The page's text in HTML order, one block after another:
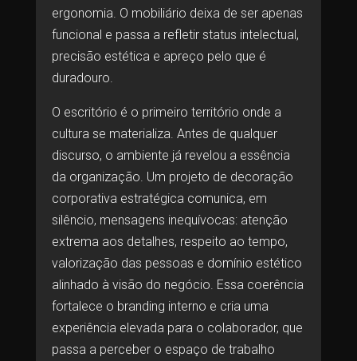
ergonomia. O mobiliário deixa de ser apenas
funcional e passa a refletir status intelectual,
precisão estética e apreço pelo que é
duradouro.
O escritório é o primeiro território onde a
cultura se materializa. Antes de qualquer
discurso, o ambiente já revelou a essência
da organização. Um projeto de decoração
corporativa estratégica comunica, em
silêncio, mensagens inequívocas: atenção
extrema aos detalhes, respeito ao tempo,
valorização das pessoas e domínio estético
alinhado à visão do negócio. Essa coerência
fortalece o branding interno e cria uma
experiência elevada para o colaborador, que
passa a perceber o espaço de trabalho